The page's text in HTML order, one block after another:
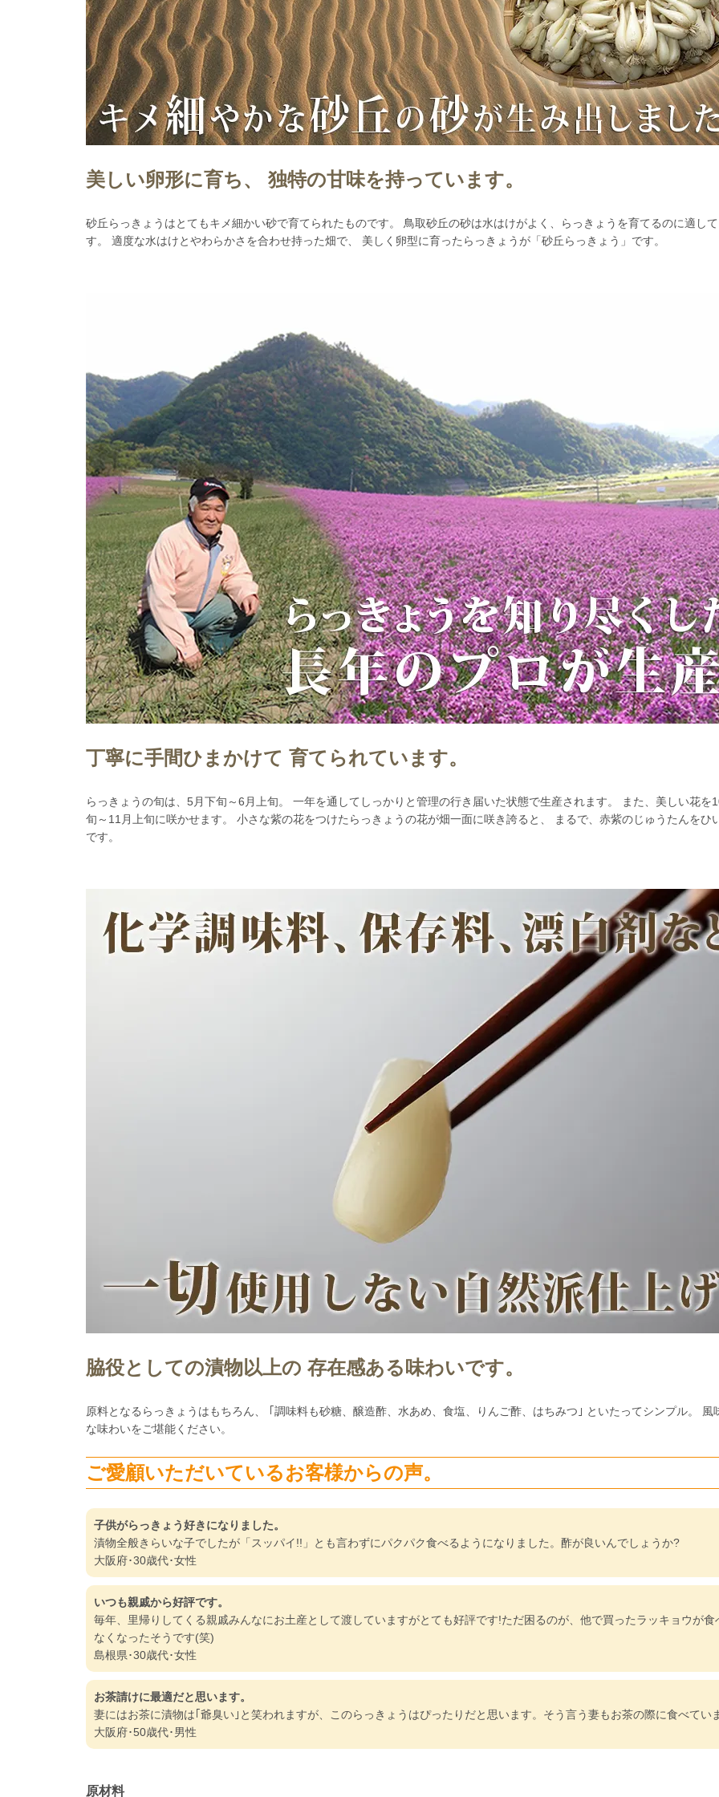
美しい卵形に育ち、 独特の甘味を持っています。
砂丘らっきょうはとてもキメ細かい砂で育てられたものです。 鳥取砂丘の砂は水はけがよく、らっきょうを育てるのに適し
す。 適度な水はけとやわらかさを合わせ持った畑で、 美しく卵型に育ったらっきょうが「砂丘らっきょう」です。
丁寧に手間ひまかけて 育てられています。
らっきょうの旬は、5月下旬～6月上旬。 一年を通してしっかりと管理の行き届いた状態で生産されます。 また、美しい花を
旬～11月上旬に咲かせます。 小さな紫の花をつけたらっきょうの花が畑一面に咲き誇ると、 まるで、赤紫のじゅうたんをひ
です。
脇役としての漬物以上の 存在感ある味わいです。
原料となるらっきょうはもちろん、 ｢調味料も砂糖、醸造酢、水あめ、食塩、りんご酢、はちみつ｣ といたってシンプル。 風
な味わいをご堪能ください。
ご愛顧いただいているお客様からの声。
子供がらっきょう好きになりました。
漬物全般きらいな子でしたが「スッパイ!!」とも言わずにパクパク食べるようになりました。酢が良いんでしょうか?
大阪府･30歳代･女性
いつも親戚から好評です。
毎年、里帰りしてくる親戚みんなにお土産として渡していますがとても好評です!ただ困るのが、他で買ったラッキョウが食
なくなったそうです(笑)
島根県･30歳代･女性
お茶請けに最適だと思います。
妻にはお茶に漬物は｢爺臭い｣と笑われますが、このらっきょうはぴったりだと思います。そう言う妻もお茶の際に食べてい
大阪府･50歳代･男性
原材料